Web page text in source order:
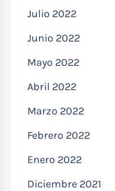
Julio 2022
Junio 2022
Mayo 2022
Abril 2022
Marzo 2022
Febrero 2022
Enero 2022
Diciembre 2021